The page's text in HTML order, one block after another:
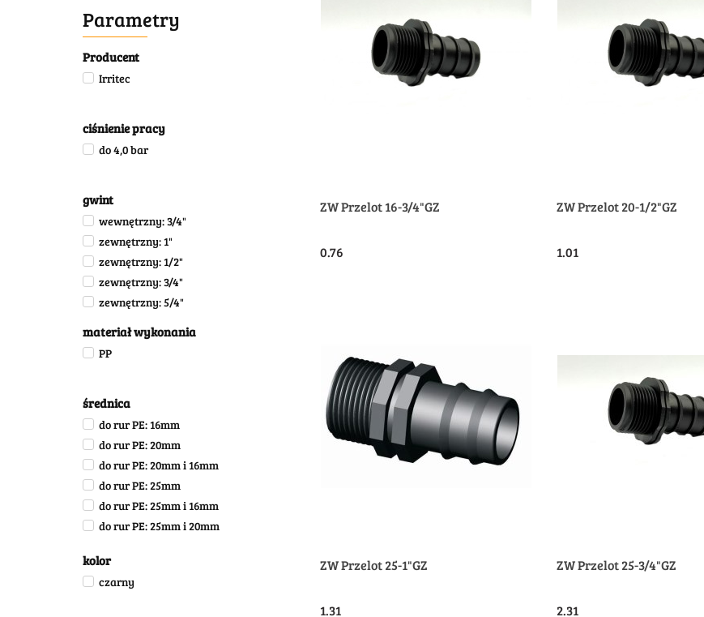
Parametry
Producent
Irritec
ciśnienie pracy
do 4,0 bar
gwint
wewnętrzny: 3/4"
zewnętrzny: 1"
zewnętrzny: 1/2"
zewnętrzny: 3/4"
zewnętrzny: 5/4"
materiał wykonania
PP
średnica
do rur PE: 16mm
do rur PE: 20mm
do rur PE: 20mm i 16mm
do rur PE: 25mm
do rur PE: 25mm i 16mm
do rur PE: 25mm i 20mm
do rur PE: 32mm i 16mm
do rur PE: 32mm i 25mm
kolor
czarny
ZW Przelot 16-3/4"GZ
0.76
ZW Przelot 20-1/2"GZ
1.01
Produkt niedostępny
ZW Przelot 25-1"GZ
1.31
ZW Przelot 25-3/4"GZ
2.31